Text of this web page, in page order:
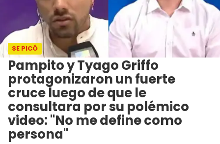
SE PICÓ
Pampito y Tyago Griffo
protagonizaron un fuerte
cruce luego de que le
consultara por su polémico
video: "No me define como
persona"